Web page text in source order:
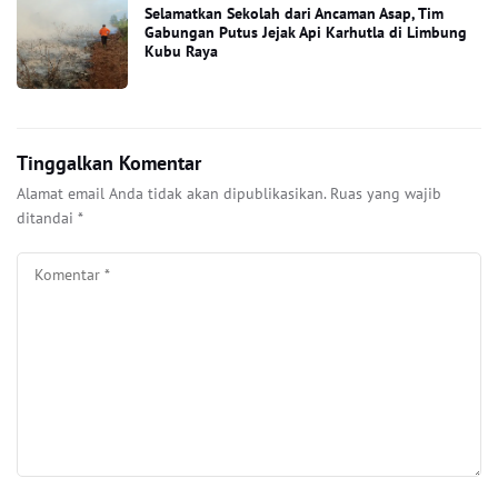
Selamatkan Sekolah dari Ancaman Asap, Tim
Gabungan Putus Jejak Api Karhutla di Limbung
Kubu Raya
Tinggalkan Komentar
Alamat email Anda tidak akan dipublikasikan. Ruas yang wajib
ditandai *